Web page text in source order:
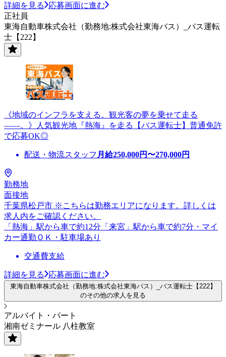
詳細を見る
応募画面に進む
正社員
東海自動車株式会社（勤務地:株式会社東海バス）_バス運転
士【222】
《地域のインフラを支える。観光客の夢を乗せて走る
――。》人気観光地『熱海』を走る【バス運転士】普通免許
で応募OK◎
配送・物流スタッフ 月給250,000円〜270,000円
勤務地
面接地
千葉県松戸市 ※こちらは勤務エリアになります。詳しくは
求人内をご確認ください。
「熱海」駅から車で約12分「来宮」駅から車で約7分・マイ
カー通勤ＯＫ・駐車場あり
交通費支給
詳細を見る 応募画面に進む
東海自動車株式会社（勤務地:株式会社東海バス）_バス運転士【222】
のその他の求人を見る
アルバイト・パート
湘南ゼミナール 八柱教室